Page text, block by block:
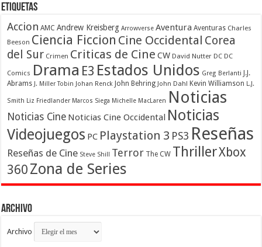
Etiquetas
Accion AMC Andrew Kreisberg Arrowverse Aventura Aventuras Charles
Beeson Ciencia Ficcion Cine Occidental Corea
del Sur Crimen Criticas de Cine CW David Nutter DC DC
Comics Drama E3 Estados Unidos Greg Berlanti
J.J.
Abrams J. Miller Tobin Johan Renck John Behring John Dahl Kevin Williamson L.J.
Smith Liz Friedlander Marcos Siega Michelle MacLaren Noticias
Noticias Cine Noticias Cine Occidental Noticias
Videojuegos PC Playstation 3 PS3 Reseñas
Reseñas de Cine Steve Shill Terror The CW ThrillerXbox
360 Zona de Series
Archivo
Archivo